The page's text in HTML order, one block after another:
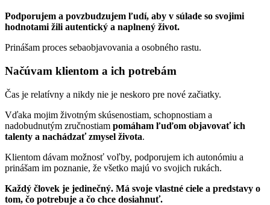
Podporujem a povzbudzujem ľudí, aby v súlade so svojimi
hodnotami žili autentický a naplnený život.
Prinášam proces sebaobjavovania a osobného rastu.
Načúvam klientom a ich potrebám
Čas je relatívny a nikdy nie je neskoro pre nové začiatky.
Vďaka mojim životným skúsenostiam, schopnostiam a
nadobudnutým zručnostiam pomáham ľuďom objavovať ich
talenty a nachádzať zmysel života.
Klientom dávam možnosť voľby, podporujem ich autonómiu a
prinášam im poznanie, že všetko majú vo svojich rukách.
Každý človek je jedinečný. Má svoje vlastné ciele a predstavy o
tom, čo potrebuje a čo chce dosiahnuť.